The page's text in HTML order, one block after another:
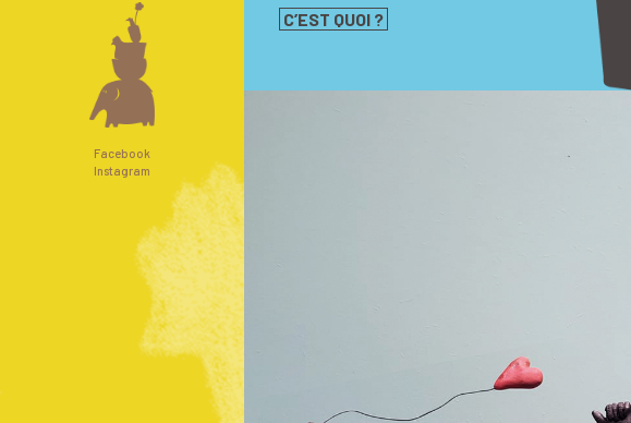
Facebook
Instagram
C’EST QUOI ?